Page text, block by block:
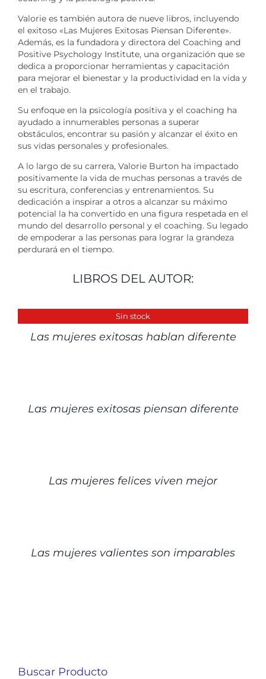
Valorie es también autora de nueve libros, incluyendo
el exitoso «Las Mujeres Exitosas Piensan Diferente».
Además, es la fundadora y directora del Coaching and
Positive Psychology Institute, una organización que se
dedica a proporcionar herramientas y capacitación
para mejorar el bienestar y la productividad en la vida y
en el trabajo.
Su enfoque en la psicología positiva y el coaching ha
ayudado a innumerables personas a superar
obstáculos, encontrar su pasión y alcanzar el éxito en
sus vidas personales y profesionales.
A lo largo de su carrera, Valorie Burton ha impactado
positivamente la vida de muchas personas a través de
su escritura, conferencias y entrenamientos. Su
dedicación a inspirar a otros a alcanzar su máximo
potencial la ha convertido en una figura respetada en el
mundo del desarrollo personal y el coaching. Su legado
de empoderar a las personas para lograr la grandeza
perdurará en el tiempo.
LIBROS DEL AUTOR:
Sin stock
Las mujeres exitosas hablan diferente
Las mujeres exitosas piensan diferente
Las mujeres felices viven mejor
Las mujeres valientes son imparables
Buscar Producto